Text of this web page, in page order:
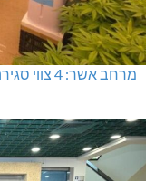
תאונת דרכים קטלנית